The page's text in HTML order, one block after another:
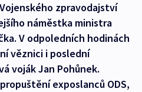
zpravodajství
náměstka ministra
V odpoledních hodinách
věznici i poslední
voják Jan Pohůnek.
exposlanců ODS,